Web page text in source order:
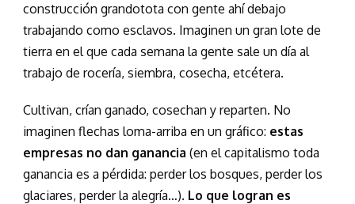
construcción grandotota con gente ahí debajo
trabajando como esclavos. Imaginen un gran lote de
tierra en el que cada semana la gente sale un día al
trabajo de rocería, siembra, cosecha, etcétera.
Cultivan, crían ganado, cosechan y reparten. No
imaginen flechas loma-arriba en un gráfico: estas
empresas no dan ganancia (en el capitalismo toda
ganancia es a pérdida: perder los bosques, perder los
glaciares, perder la alegría…). Lo que logran es